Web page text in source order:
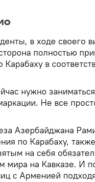
в ходе своего
полностью
в
нужно
Не все
Азербайджана
по Карабаху,
на себя
мира на Кавказе. И
с Арменией